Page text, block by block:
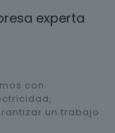
experta
con
un trabajo